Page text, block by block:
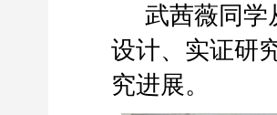
武茜薇同学
设计、实证研
究进展。